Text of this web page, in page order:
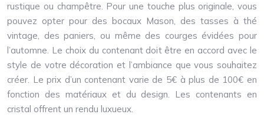
rustique ou champêtre. Pour une touche plus originale, vous
pouvez opter pour des bocaux Mason, des tasses à thé
vintage, des paniers, ou même des courges évidées pour
l’automne. Le choix du contenant doit être en accord avec le
style de votre décoration et l’ambiance que vous souhaitez
créer. Le prix d’un contenant varie de 5€ à plus de 100€ en
fonction des matériaux et du design. Les contenants en
cristal offrent un rendu luxueux.